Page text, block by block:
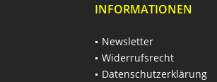
INFORMATIONEN
Newsletter
Widerrufsrecht
Datenschutzerklärung